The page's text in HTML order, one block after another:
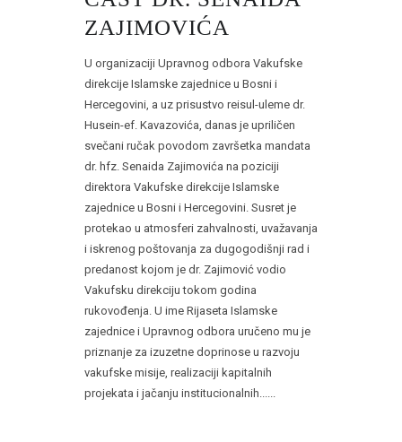
ZAJIMOVIĆA
U organizaciji Upravnog odbora Vakufske
direkcije Islamske zajednice u Bosni i
Hercegovini, a uz prisustvo reisul-uleme dr.
Husein-ef. Kavazovića, danas je upriličen
svečani ručak povodom završetka mandata
dr. hfz. Senaida Zajimovića na poziciji
direktora Vakufske direkcije Islamske
zajednice u Bosni i Hercegovini. Susret je
protekao u atmosferi zahvalnosti, uvažavanja
i iskrenog poštovanja za dugogodišnji rad i
predanost kojom je dr. Zajimović vodio
Vakufsku direkciju tokom godina
rukovođenja. U ime Rijaseta Islamske
zajednice i Upravnog odbora uručeno mu je
priznanje za izuzetne doprinose u razvoju
vakufske misije, realizaciji kapitalnih
projekata i jačanju institucionalnih......